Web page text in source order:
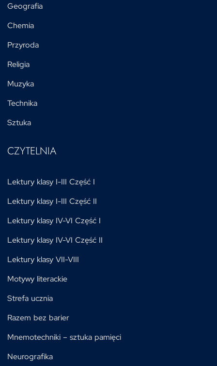
Geografia
Chemia
Przyroda
Religia
Muzyka
Technika
Sztuka
CZYTELNIA
Lektury klasy I-III Część I
Lektury klasy I-III Część II
Lektury klasy IV-VI Część I
Lektury klasy IV-VI Część II
Lektury klasy VII-VIII
Motywy literackie
Strefa ucznia
Razem bez barier
Mnemotechniki – sztuka pamięci
Neurografika